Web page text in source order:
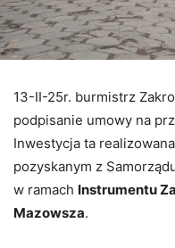
13-II-25r. burmistrz
podpisanie umowy na
Inwestycja ta
pozyskanym z
w ramach Instrumentu
Mazowsza.